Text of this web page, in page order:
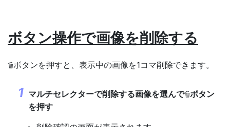
ボタン操作で画像を削除する
Oボタンを押すと、表示中の画像を1コマ削除できます。
マルチセレクターで削除する画像を選んでOボタン
を押す